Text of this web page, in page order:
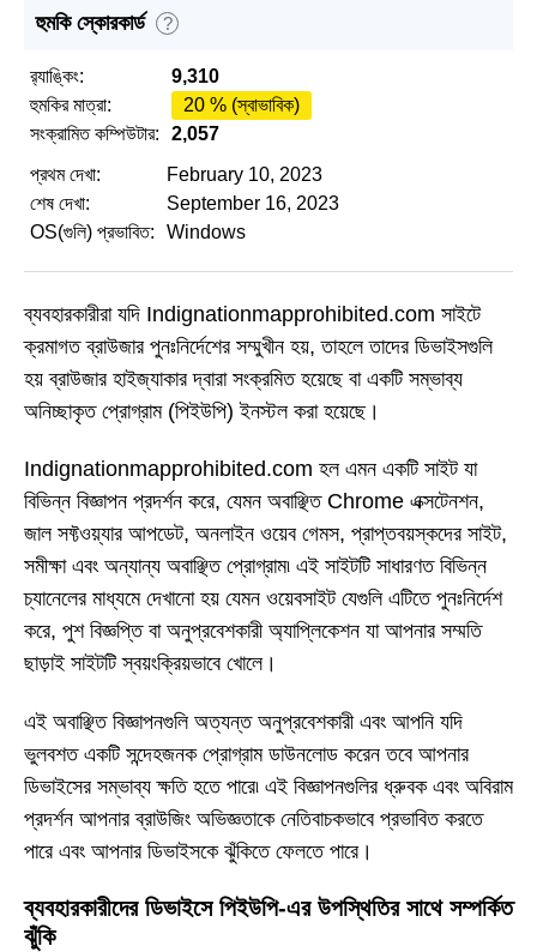
হুমকি স্কোরকার্ড ?
র‌্যাঙ্কিং:
9,310
হুমকির মাত্রা:
20 % (স্বাভাবিক)
সংক্রামিত কম্পিউটার:
2,057
প্রথম দেখা:
February 10, 2023
শেষ দেখা:
September 16, 2023
OS(গুলি) প্রভাবিত:
Windows
ব্যবহারকারীরা যদি Indignationmapprohibited.com সাইটে
ক্রমাগত ব্রাউজার পুনঃনির্দেশের সম্মুখীন হয়, তাহলে তাদের ডিভাইসগুলি
হয় ব্রাউজার হাইজ্যাকার দ্বারা সংক্রমিত হয়েছে বা একটি সম্ভাব্য
অনিচ্ছাকৃত প্রোগ্রাম (পিইউপি) ইনস্টল করা হয়েছে।
Indignationmapprohibited.com হল এমন একটি সাইট যা
বিভিন্ন বিজ্ঞাপন প্রদর্শন করে, যেমন অবাঞ্ছিত Chrome এক্সটেনশন,
জাল সফ্টওয়্যার আপডেট, অনলাইন ওয়েব গেমস, প্রাপ্তবয়স্কদের সাইট,
সমীক্ষা এবং অন্যান্য অবাঞ্ছিত প্রোগ্রাম৷ এই সাইটটি সাধারণত বিভিন্ন
চ্যানেলের মাধ্যমে দেখানো হয় যেমন ওয়েবসাইট যেগুলি এটিতে পুনঃনির্দেশ
করে, পুশ বিজ্ঞপ্তি বা অনুপ্রবেশকারী অ্যাপ্লিকেশন যা আপনার সম্মতি
ছাড়াই সাইটটি স্বয়ংক্রিয়ভাবে খোলে।
এই অবাঞ্ছিত বিজ্ঞাপনগুলি অত্যন্ত অনুপ্রবেশকারী এবং আপনি যদি
ভুলবশত একটি সন্দেহজনক প্রোগ্রাম ডাউনলোড করেন তবে আপনার
ডিভাইসের সম্ভাব্য ক্ষতি হতে পারে৷ এই বিজ্ঞাপনগুলির ধ্রুবক এবং অবিরাম
প্রদর্শন আপনার ব্রাউজিং অভিজ্ঞতাকে নেতিবাচকভাবে প্রভাবিত করতে
পারে এবং আপনার ডিভাইসকে ঝুঁকিতে ফেলতে পারে।
ব্যবহারকারীদের ডিভাইসে পিইউপি-এর উপস্থিতির সাথে সম্পর্কিত
ঝুঁকি